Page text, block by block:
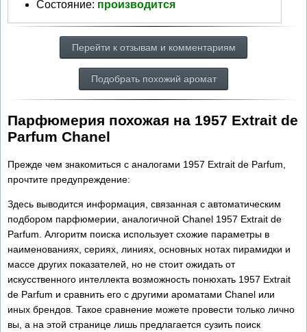
Состояние: производится
Перейти к отзывам и комментариям
Подобрать похожий аромат
Парфюмерия похожая на 1957 Extrait de
Parfum Chanel
Прежде чем знакомиться с аналогами 1957 Extrait de Parfum,
прочтите предупреждение:
Здесь выводится информация, связанная с автоматическим
подбором парфюмерии, аналогичной Chanel 1957 Extrait de
Parfum. Алгоритм поиска использует схожие параметры в
наименованиях, сериях, линиях, основных нотах пирамидки и
массе других показателей, но не стоит ожидать от
искусственного интеллекта возможность понюхать 1957 Extrait
de Parfum и сравнить его с другими ароматами Chanel или
иных брендов. Такое сравнение можете провести только лично
вы, а на этой странице лишь предлагается сузить поиск